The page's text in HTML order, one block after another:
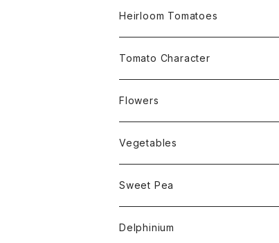
Small Determinate 30cm~50cm
Medium Determinate 50~100cm
Large Determinate 100~150cm
Semi Indeterminate ~150cm
Heirloom Tomatoes
Amber Heirloom Tomatoes
Bi-Color Heirloom Tomatoes
Black Heirloom Tomatoes
Colorful Heirloom Tomatoes
Crimson Heirloom Tomatoes
Tomato Character
Culinary Uses
For Canning
For Dry
Disease Resistance
Alternaria Blight
Alternaria Stem Canker
Disorders Resitance
Cold 耐寒性
Flesh or Inside
Flowers
Nasturtium・ナスターチウム
Vegetables
Amaranthus・アマランサス
Artichoke・アーチチョーク
Sweet Pea
Dwarf・ドワーフ
Delphinium